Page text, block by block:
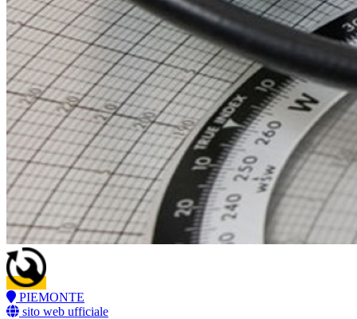
PIEMONTE
sito web ufficiale